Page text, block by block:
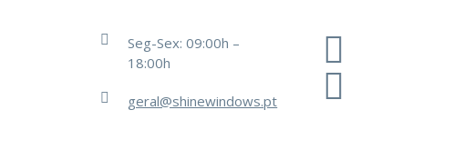
Seg-Sex: 09:00h –
18:00h
geral@shinewindows.pt